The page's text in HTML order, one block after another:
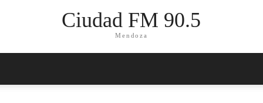
Ciudad FM 90.5
Mendoza